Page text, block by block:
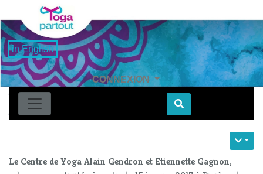
in English
CONNEXION
Find
Le Centre de Yoga Alain Gendron et Etiennette Gagnon,